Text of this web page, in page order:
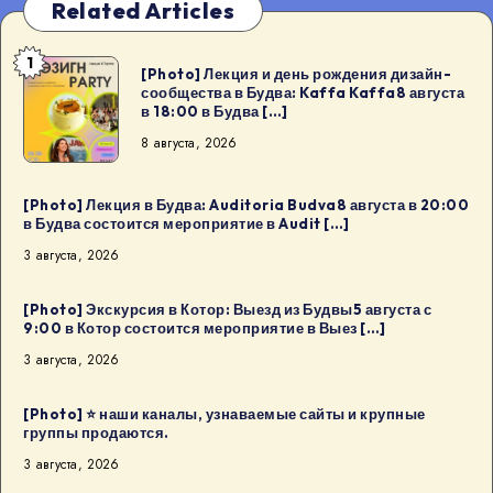
Related Articles
[Photo]
Лекция
день
дизайн-
сообщества
в
Kaffa
августа
18:00
в
1
[Photo] Лекция и день рождения дизайн-
сообщества в Будва: Kaffa Kaffa8 августа
в 18:00 в Будва […]
8 августа, 2026
[Photo] Лекция в Будва: Auditoria Budva8 августа в 20:00
в Будва состоится мероприятие в Audit […]
3 августа, 2026
[Photo] Экскурсия в Котор: Выезд из Будвы5 августа с
9:00 в Котор состоится мероприятие в Выез […]
3 августа, 2026
[Photo] ⭐️ наши каналы, узнаваемые сайты и крупные
группы продаются.
3 августа, 2026